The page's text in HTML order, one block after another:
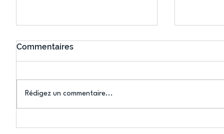
Commentaires
Rédigez un commentaire...